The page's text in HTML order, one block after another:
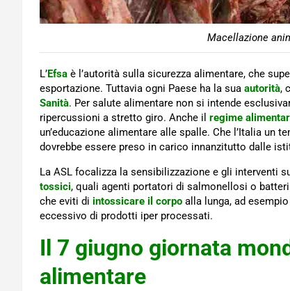
Macellazione
L’Efsa è l’autorità sulla sicurezza alimentare, che
esportazione. Tuttavia ogni Paese ha la sua autorità,
Sanità. Per salute alimentare non si intende
ripercussioni a stretto giro. Anche il regime
un’educazione alimentare alle spalle. Che l’Italia un
dovrebbe essere preso in carico innanzitutto dalle
La ASL focalizza la sensibilizzazione e gli interventi
tossici, quali agenti portatori di salmonellosi o
che eviti di intossicare il corpo alla lunga, ad
eccessivo di prodotti iper processati.
Il 7 giugno giornata
alimentare